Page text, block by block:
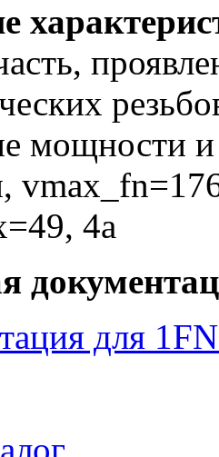
мощности и
4a
для